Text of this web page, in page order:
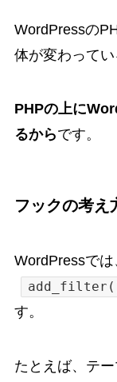
WordPressの
体が変わってい
PHPの上に
るからです。
フックの考え
WordPressでは
す。
たとえば、テ